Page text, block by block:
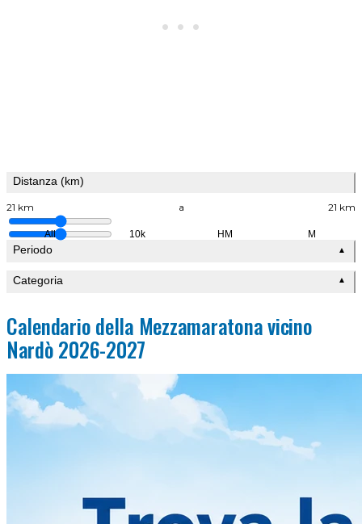
Distanza (km)
21 km a 21 km
All 10k HM M
Periodo ▲
Categoria ▲
Calendario della Mezzamaratona vicino
Nardò 2026-2027